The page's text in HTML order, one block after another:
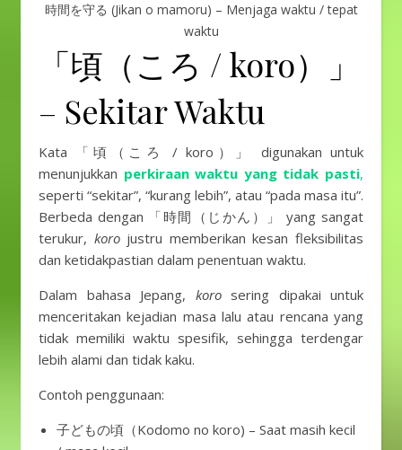
時間を守る (Jikan o mamoru) – Menjaga waktu / tepat
waktu
「頃（ころ / koro）」
– Sekitar Waktu
Kata 「頃（ころ / koro）」 digunakan untuk
menunjukkan perkiraan waktu yang tidak pasti,
seperti “sekitar”, “kurang lebih”, atau “pada masa itu”.
Berbeda dengan 「時間（じかん）」 yang sangat
terukur, korojustru memberikan kesan fleksibilitas
dan ketidakpastian dalam penentuan waktu.
Dalam bahasa Jepang, korosering dipakai untuk
menceritakan kejadian masa lalu atau rencana yang
tidak memiliki waktu spesifik, sehingga terdengar
lebih alami dan tidak kaku.
Contoh penggunaan:
子どもの頃（Kodomo no koro) – Saat masih kecil